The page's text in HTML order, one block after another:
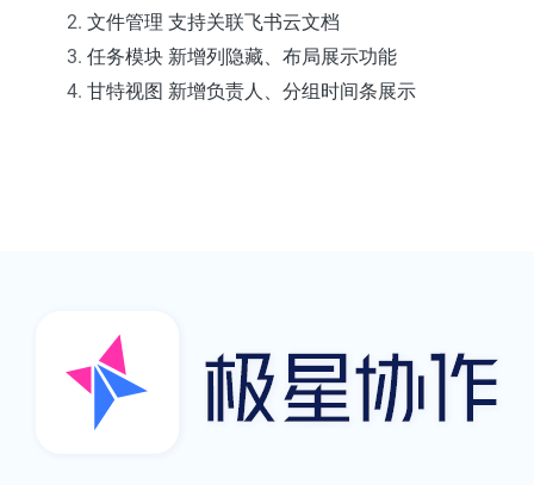
文件管理 支持关联飞书云文档
任务模块 新增列隐藏、布局展示功能
甘特视图 新增负责人、分组时间条展示